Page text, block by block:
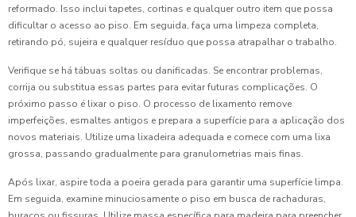
reformado. Isso inclui tapetes, cortinas e qualquer outro item que possa
dificultar o acesso ao piso. Em seguida, faça uma limpeza completa,
retirando pó, sujeira e qualquer resíduo que possa atrapalhar o trabalho.
Verifique se há tábuas soltas ou danificadas. Se encontrar problemas,
corrija ou substitua essas partes para evitar futuras complicações. O
próximo passo é lixar o piso. O processo de lixamento remove
imperfeições, esmaltes antigos e prepara a superfície para a aplicação dos
novos materiais. Utilize uma lixadeira adequada e comece com uma lixa
grossa, passando gradualmente para granulometrias mais finas.
Após lixar, aspire toda a poeira gerada para garantir uma superfície limpa.
Em seguida, examine minuciosamente o piso em busca de rachaduras,